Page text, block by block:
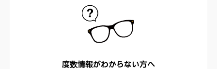
度数情報がわからない方へ